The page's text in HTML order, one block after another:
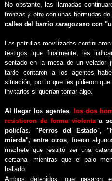
No obstante, las llamadas
trenzas y otro con unas bermudas
calles del barrio zaragozano con
Las patrullas movilizadas
testigos, que finalmente, les
sentado en la mesa de un velador
tarde contaron a los agentes
situación, por lo que les pidieron
invitarlos si querían tomar algo.
Al llegar los agentes, los dos
resistieron de forma violentaa
policías. "Perros del Estado",
mierda", entre otros , fueron
machete que resultó ser una
cercana, mientras que el palo
hallado.
Ambos detenidos, que pasaron